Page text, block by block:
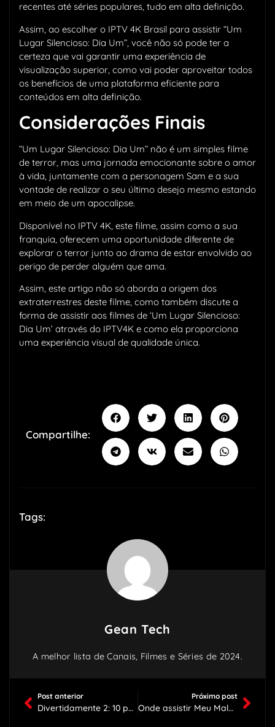
recentes até séries populares, tudo em alta definição.
Assim, ao escolher o IPTV 4K Brasil para assistir “Um
Lugar Silencioso: Dia Um”, você não só pode ter a
certeza que vai garantir uma experiência de
visualização superior, como vai poder aproveitar todos
os benefícios de uma plataforma eficiente para
conteúdos em alta definição.
Considerações Finais
“Um Lugar Silencioso: Dia Um” não é um simples filme
de terror, mas uma jornada emocionante sobre o amor
à vida, juntamente com a personagem Sam e a sua
vontade de realizar o seu último desejo mesmo estando
em meio de um apocalipse.
Disponível no IPTV 4K, este filme, assim como a sua
franquia, oferecem uma oportunidade diferente de
explorar o terror junto ao drama de estar envolvido ao
perigo de perder alguém que ama.
Assim, este artigo não só aborda a origem dos
extraterrestres deste filme, como também discute a
forma de assistir aos filmes de ‘Um Lugar Silencioso:
Dia Um’ através do IPTV4K e como ela proporciona
uma experiência visual de qualidade única.
Compartilhe:
Tags:
Gean Tech
A melhor lista de Canais, Filmes e Séries de 2024.
Post anterior
Divertidamente 2: 10 pontos importantes sobre esse filme
Próximo post
Onde assistir Meu Malvado Favorito 4? IPTV 4K